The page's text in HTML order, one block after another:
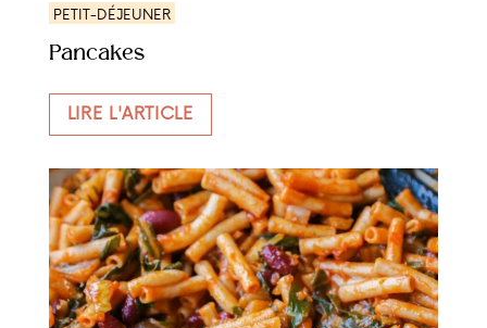
PETIT-DÉJEUNER
Pancakes
LIRE L'ARTICLE